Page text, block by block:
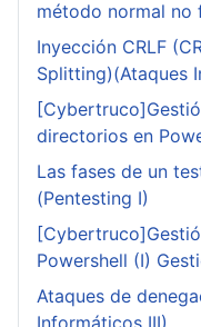
método normal no
Inyección CRLF
Splitting)(Ataques
directorios en
Las fases de un
(Pentesting I)
Powershell (I)
Ataques de